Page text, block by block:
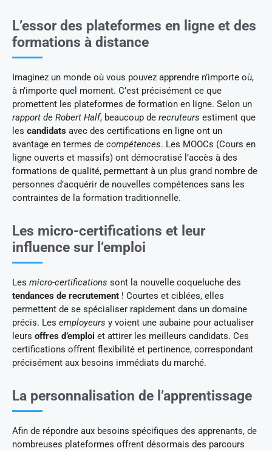
L’essor des plateformes en ligne et des
formations à distance
Imaginez un monde où vous pouvez apprendre n’importe où,
à n’importe quel moment. C’est précisément ce que
promettent les plateformes de formation en ligne. Selon un
rapport de Robert Half, beaucoup de recruteurs estiment que
les candidats avec des certifications en ligne ont un
avantage en termes de compétences. Les MOOCs (Cours en
ligne ouverts et massifs) ont démocratisé l’accès à des
formations de qualité, permettant à un plus grand nombre de
personnes d’acquérir de nouvelles compétences sans les
contraintes de la formation traditionnelle.
Les micro-certifications et leur
influence sur l’emploi
Les micro-certifications sont la nouvelle coqueluche des
tendances de recrutement ! Courtes et ciblées, elles
permettent de se spécialiser rapidement dans un domaine
précis. Les employeurs y voient une aubaine pour actualiser
leurs offres d’emploi et attirer les meilleurs candidats. Ces
certifications offrent flexibilité et pertinence, correspondant
précisément aux besoins immédiats du marché.
La personnalisation de l’apprentissage
Afin de répondre aux besoins spécifiques des apprenants, de
nombreuses plateformes offrent désormais des parcours